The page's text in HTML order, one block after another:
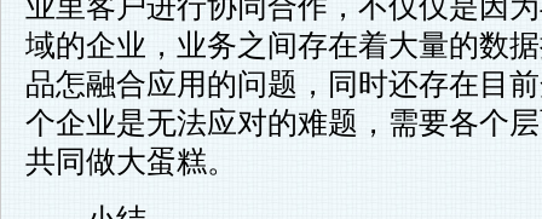
业里客户进行协同合作，不仅仅是因
域的企业，业务之间存在着大量的数
品怎融合应用的问题，同时还存在目
个企业是无法应对的难题，需要各个
共同做大蛋糕。